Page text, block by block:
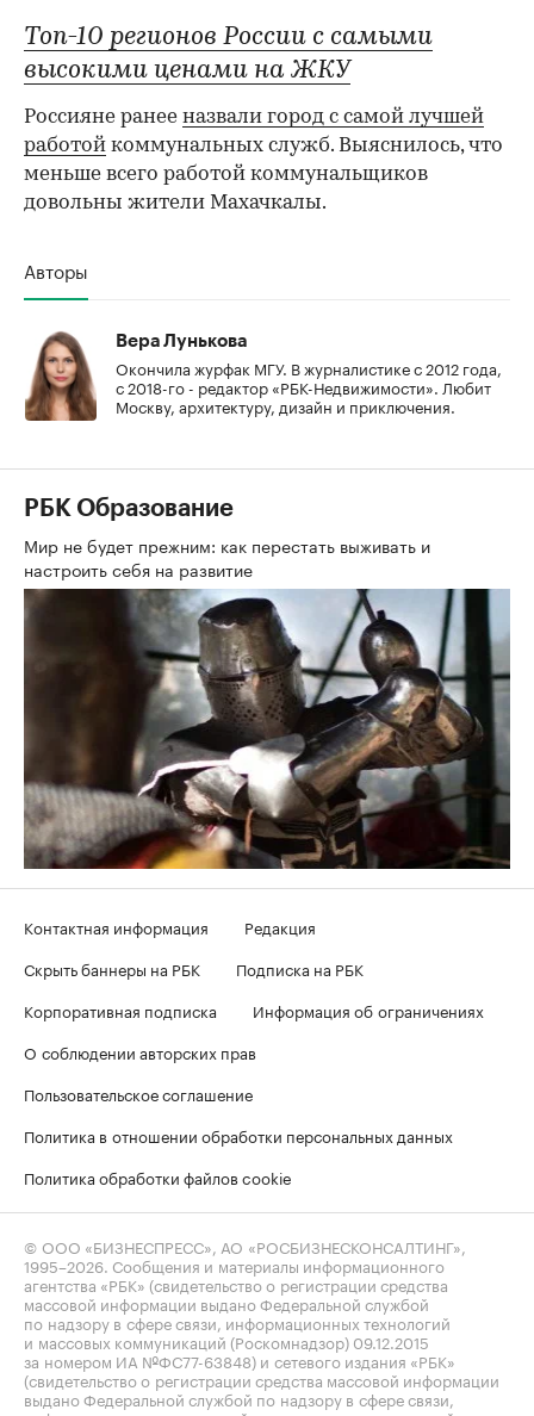
Топ-10 регионов России с самыми
высокими ценами на ЖКУ
Россияне ранее назвали город с самой лучшей
работой коммунальных служб. Выяснилось, что
меньше всего работой коммунальщиков
довольны жители Махачкалы.
Авторы
Вера Лунькова
Окончила журфак МГУ. В журналистике с 2012 года,
с 2018-го - редактор «РБК-Недвижимости». Любит
Москву, архитектуру, дизайн и приключения.
РБК Образование
Мир не будет прежним: как перестать выживать и
настроить себя на развитие
Контактная информация
Редакция
Скрыть баннеры на РБК
Подписка на РБК
Корпоративная подписка
Информация об ограничениях
О соблюдении авторских прав
Пользовательское соглашение
Политика в отношении обработки персональных данных
Политика обработки файлов cookie
© ООО «БИЗНЕСПРЕСС», АО «РОСБИЗНЕСКОНСАЛТИНГ»,
1995–2026 . Сообщения и материалы информационного
агентства «РБК» (свидетельство о регистрации средства
массовой информации выдано Федеральной службой
по надзору в сфере связи, информационных технологий
и массовых коммуникаций (Роскомнадзор) 09.12.2015
за номером ИА №ФС77-63848) и сетевого издания «РБК»
(свидетельство о регистрации средства массовой информации
выдано Федеральной службой по надзору в сфере связи,